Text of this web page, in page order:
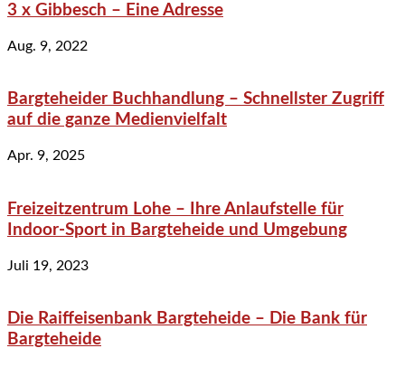
3 x Gibbesch – Eine Adresse
Aug. 9, 2022
Bargteheider Buchhandlung – Schnellster Zugriff
auf die ganze Medienvielfalt
Apr. 9, 2025
Freizeitzentrum Lohe – Ihre Anlaufstelle für
Indoor-Sport in Bargteheide und Umgebung
Juli 19, 2023
Die Raiffeisenbank Bargteheide – Die Bank für
Bargteheide